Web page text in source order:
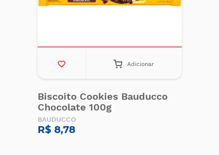
Adicionar
Biscoito Cookies Bauducco
Chocolate 100g
BAUDUCCO
R$ 8,78